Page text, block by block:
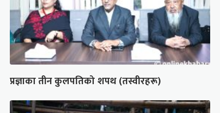
प्रज्ञाका तीन कुलपतिको शपथ (तस्वीरहरू)